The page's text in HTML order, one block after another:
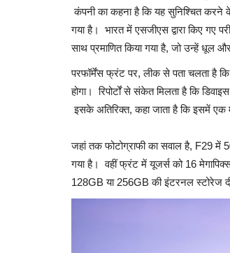
कंपनी का कहना है कि यह सुनिश्चित करने
गया है। भारत में एसजीएस द्वारा किए गए
साथ प्रमाणित किया गया है, जो उन्हें धूल
परफॉर्मेंस फ्रंट पर, लीक से पता चलता है
होगा। रिपोर्टों से संकेत मिलता है कि
इसके अतिरिक्त, कहा जाता है कि इसमें एक
जहां तक फोटोग्राफी का सवाल है, F29 में
गया है। वहीं फ्रंट में यूजर्स को 16
128GB या 256GB की इंटरनल स्टोरेज